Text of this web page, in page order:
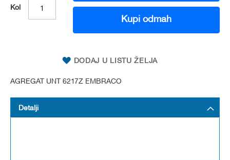
Kol
Kupi odmah
DODAJ U LISTU ŽELJA
AGREGAT UNT 6217Z EMBRACO
Detalji